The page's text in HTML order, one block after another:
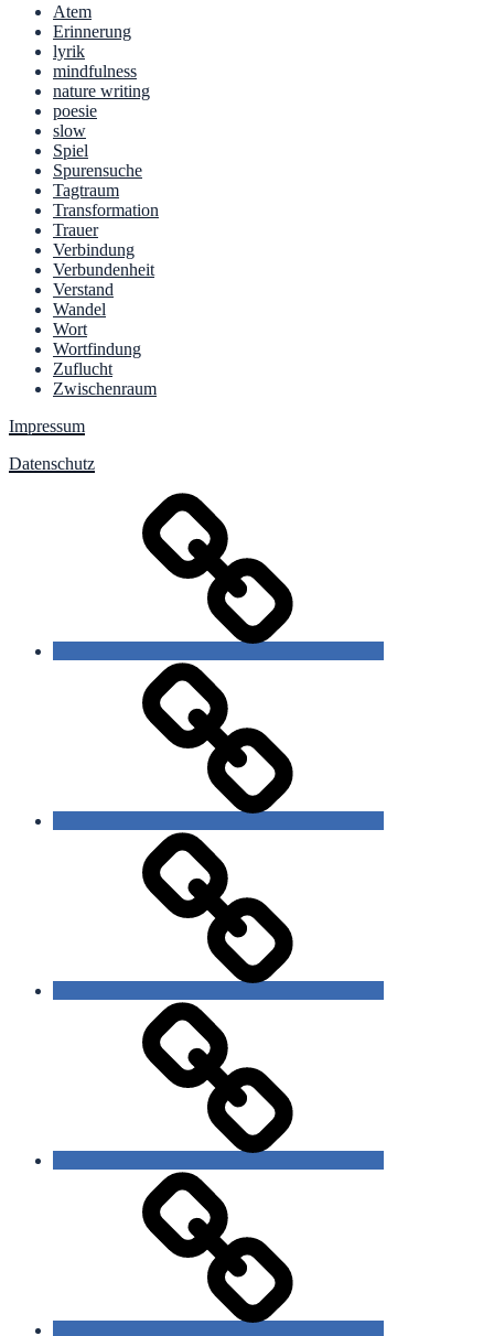
Atem
Erinnerung
lyrik
mindfulness
nature writing
poesie
slow
Spiel
Spurensuche
Tagtraum
Transformation
Trauer
Verbindung
Verbundenheit
Verstand
Wandel
Wort
Wortfindung
Zuflucht
Zwischenraum
Impressum
Datenschutz
Datenschutzerklärung